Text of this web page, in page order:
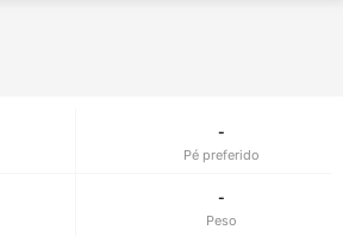
-
Pé preferido
-
Peso